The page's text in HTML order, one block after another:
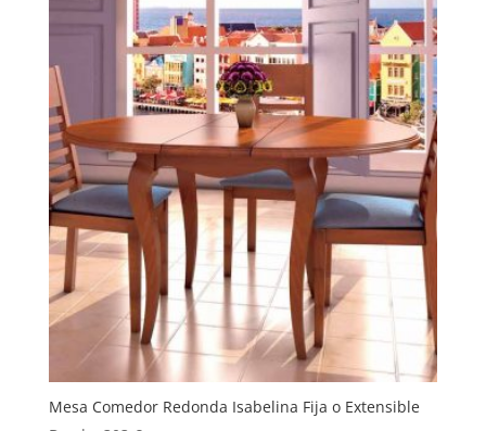
Mesa Comedor Redonda Isabelina Fija o Extensible